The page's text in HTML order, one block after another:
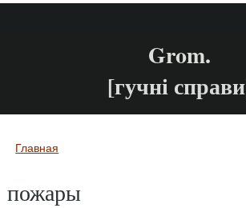
Grom.
[гучні
Вы здесь
Главная
пожары